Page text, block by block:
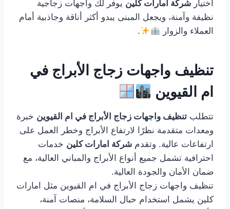
اختيار شركة امارات كلين يوفر لك واجهات زجاجية
نظيفة وآمنة، ويجعل المبنى يبدو أكثر أناقة وجاذبية أمام
العملاء والزوار
.
تنظيف واجهات زجاج الأبراج في
ام القيوين
تتطلب تنظيف واجهات زجاج الأبراج في ام القيوين خبرة
ومعدات متقدمة نظرًا لارتفاع الأبراج وخطر العمل على
ارتفاعات عالية. وتقدم شركة امارات كلين خدمات
احترافية تشمل جميع أنواع الأبراج والمباني العالية، مع
ضمان الأمان والجودة العالية.
تنظيف واجهات زجاج الأبراج في ام القيوين مثل امارات
كلين يشمل استخدام حبال السلامة، منصات آمنة،